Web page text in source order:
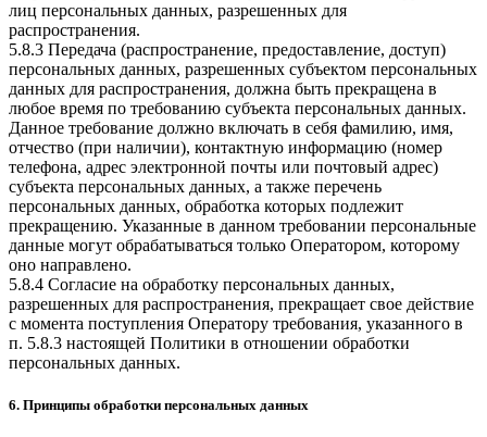
лиц персональных данных, разрешенных для
распространения.
5.8.3 Передача (распространение, предоставление, доступ)
персональных данных, разрешенных субъектом персональных
данных для распространения, должна быть прекращена в
любое время по требованию субъекта персональных данных.
Данное требование должно включать в себя фамилию, имя,
отчество (при наличии), контактную информацию (номер
телефона, адрес электронной почты или почтовый адрес)
субъекта персональных данных, а также перечень
персональных данных, обработка которых подлежит
прекращению. Указанные в данном требовании персональные
данные могут обрабатываться только Оператором, которому
оно направлено.
5.8.4 Согласие на обработку персональных данных,
разрешенных для распространения, прекращает свое действие
с момента поступления Оператору требования, указанного в
п. 5.8.3 настоящей Политики в отношении обработки
персональных данных.
6. Принципы обработки персональных данных